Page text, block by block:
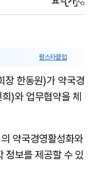
팜스타클럽
장 한동원)가 약국경
)와 업무협약을 체
약국경영활성화와
정보를 제공할 수 있